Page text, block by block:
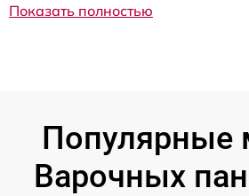
Показать полностью
Популярные
Варочных